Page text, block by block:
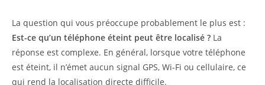
La question qui vous préoccupe probablement le plus est :
Est-ce qu’un téléphone éteint peut être localisé ? La
réponse est complexe. En général, lorsque votre téléphone
est éteint, il n’émet aucun signal GPS, Wi-Fi ou cellulaire, ce
qui rend la localisation directe difficile.